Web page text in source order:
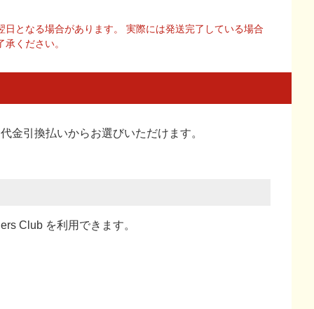
となる場合があります。 実際には発送完了している場合
ください。
金引換払いからお選びいただけます。
Club を利用できます。